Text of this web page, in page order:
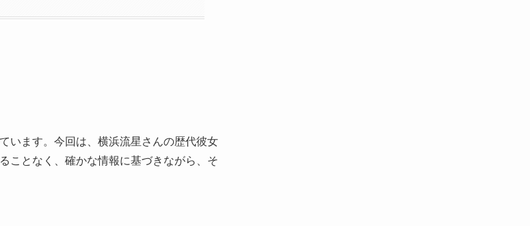
います。今回は、横浜流星さんの歴代彼女
ことなく、確かな情報に基づきながら、そ